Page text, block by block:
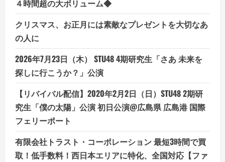
４時間超の大ボリューム◆
クリスマス、お正月には素敵なプレゼントを大切なあ
の人に
2026年7月23日（木） STU48 4期研究生「さあ 未来を
探しに行こうか？」公演
【リバイバル配信】2020年2月2日（日）STU48 2期研
究生「僕の太陽」公演 初日公演@広島県 広島港 国際
フェリーポート
有限会社トラスト・コーポレーション 最短3時間で買
取！低手数料！西日本エリアに特化、全国対応【ファ